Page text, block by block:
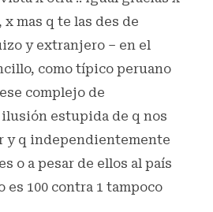
mas q te las des de
y extranjero – en el
como típico peruano
complejo de
estupida de q nos
y q independientemente
o a pesar de ellos al país
es 100 contra 1 tampoco